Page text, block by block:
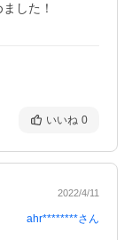
した！
いいね 0
2022/4/11
ahr********さん